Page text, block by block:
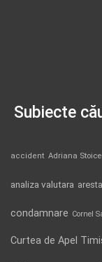
Subiecte
accident Adriana
analiza valutara
condamnare Cornel
Curtea de Apel